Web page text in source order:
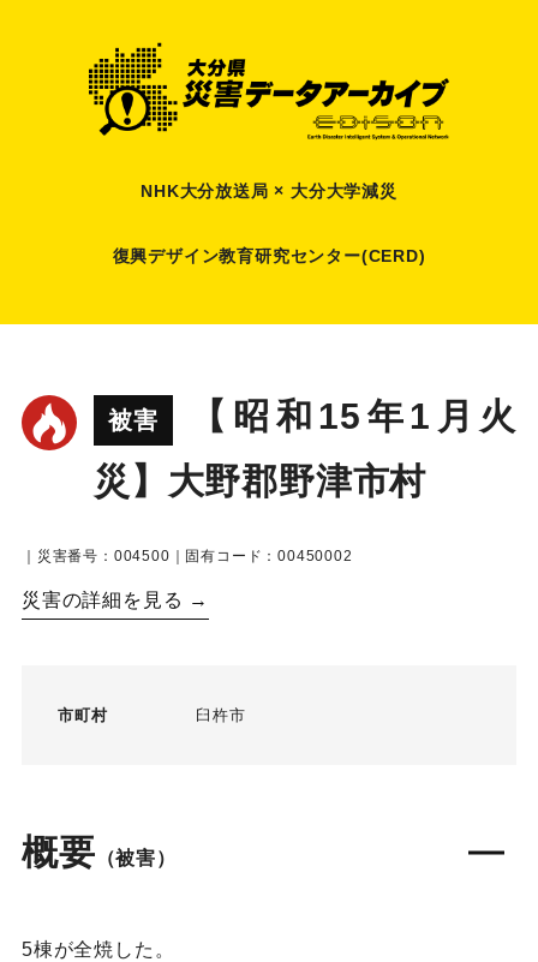
NHK大分放送局 × 大分大学減災
復興デザイン教育研究センター(CERD)
被害
【昭和15年1月火
災】大野郡野津市村
｜災害番号：004500｜固有コード：00450002
災害の詳細を見る →
市町村 臼杵市
概要 （被害）
5棟が全焼した。